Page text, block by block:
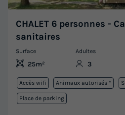
CHALET 6 personnes -
sanitaires
Surface
25m²
Adultes
3
Accès wifi Animaux autorisés *
Place de parking